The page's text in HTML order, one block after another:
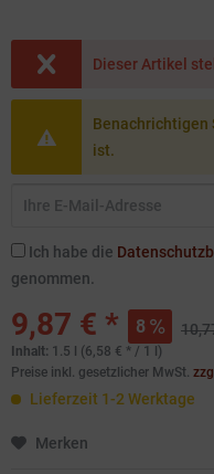
Dieser Artikel
Benachrichtigen
ist.
Ich habe die
genommen.
9,87 € * 8
Inhalt: 1.5 l (6,58 € * / 1 l)
Preise inkl. gesetzlicher MwSt.
Lieferzeit 1-2 Werktage
Merken